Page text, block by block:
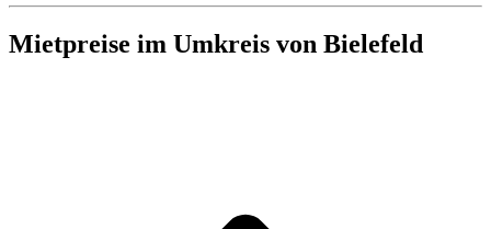
Mietpreise im Umkreis von Bielefeld